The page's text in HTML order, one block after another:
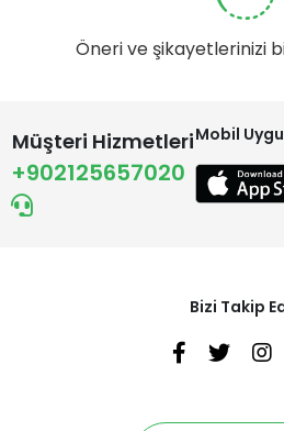
Öneri ve şikayetlerinizi
Müşteri Hizmetleri
+902125657020
Mobil
Bizi Takip